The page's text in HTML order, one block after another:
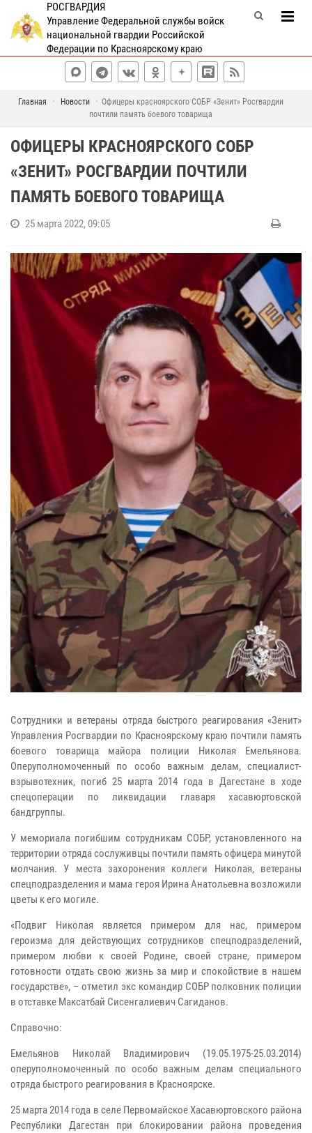
РОСГВАРДИЯ
Управление Федеральной службы войск
национальной гвардии Российской
Федерации по Красноярскому краю
Главная Новости
Офицеры красноярского СОБР «Зенит» Росгвардии
почтили память боевого товарища
ОФИЦЕРЫ КРАСНОЯРСКОГО СОБР
«ЗЕНИТ» РОСГВАРДИИ ПОЧТИЛИ
ПАМЯТЬ БОЕВОГО ТОВАРИЩА
25 марта 2022, 09:05
Сотрудники и ветераны отряда быстрого реагирования «Зенит»
Управления Росгвардии по Красноярскому краю почтили память
боевого товарища майора полиции Николая Емельянова.
Оперуполномоченный по особо важным делам, специалист-
взрывотехник, погиб 25 марта 2014 года в Дагестане в ходе
спецоперации по ликвидации главаря хасавюртовской
бандгруппы.
У мемориала погибшим сотрудникам СОБР, установленного на
территории отряда сослуживцы почтили память офицера минутой
молчания. У места захоронения коллеги Николая, ветераны
спецподразделения и мама героя Ирина Анатольевна возложили
цветы к его могиле.
«Подвиг Николая является примером для нас, примером
героизма для действующих сотрудников спецподразделений,
примером любви к своей Родине, своей стране, примером
готовности отдать свою жизнь за мир и спокойствие в нашем
государстве», – отметил экс командир СОБР полковник полиции
в отставке Максатбай Сисенгалиевич Сагиданов.
Справочно:
Емельянов Николай Владимирович (19.05.1975-25.03.2014)
оперуполномоченный по особо важным делам специального
отряда быстрого реагирования в Красноярске.
25 марта 2014 года в селе Первомайское Хасавюртовского района
Республики Дагестан при блокировании района проведения